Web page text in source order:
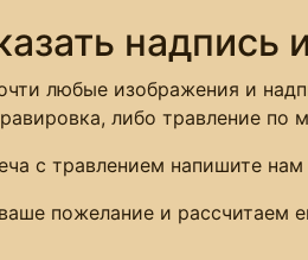
надпись
любые изображения и
либо травление по
с травлением напишите нам
пожелание и рассчитаем